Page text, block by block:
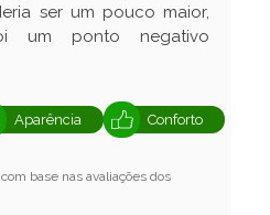
ser um pouco maior,
um ponto negativo
Aparência Conforto
base nas avaliações dos